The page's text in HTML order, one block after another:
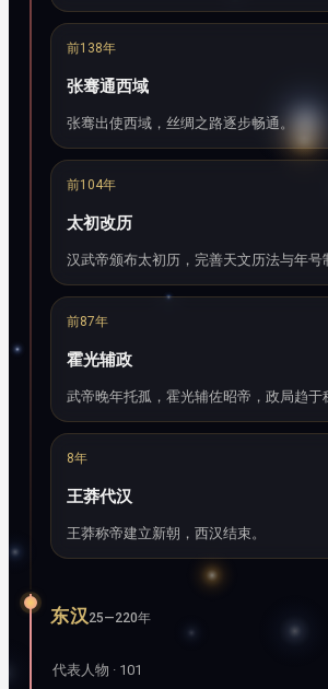
前138年
张骞通西域
张骞出使西域，丝绸之路逐步畅通。
前104年
太初改历
汉武帝颁布太初历，完善天文历法与年号
前87年
霍光辅政
武帝晚年托孤，霍光辅佐昭帝，政局趋于
8年
王莽代汉
王莽称帝建立新朝，西汉结束。
东汉25—220年
代表人物 · 101